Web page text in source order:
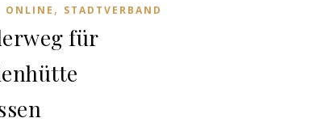
ONLINE , STADTVERBAND
für